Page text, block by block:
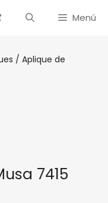
Menú
/ Aplique de
7415